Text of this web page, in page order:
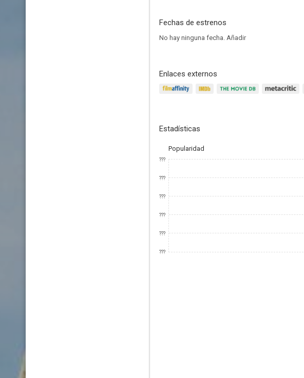
Fechas de estrenos
No hay ninguna fecha. Añadir
Enlaces externos
Estadísticas
Popularidad
???
???
???
???
???
???